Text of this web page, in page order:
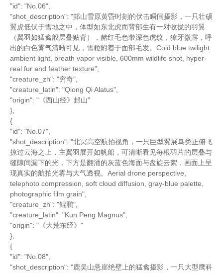
"id": "No.06",
"shot_description": "邽山雪原黄昏时刻的伏击瞬间摄影，一只壮硕
翼虎低伏于雪地之中，体型如东北虎而背部生有一对收拢的羽翼
（翼羽如猛禽般层叠贴背），赭红毛色带深色虎纹，獠牙微露，呼
出的白色雾气清晰可见，雪粒附着于面部毛发。Cold blue twilight
ambient light, breath vapor visible, 600mm wildlife shot, hyper-
real fur and feather texture",
"creature_zh": "穷奇",
"creature_latin": "Qiong Qi Alatus",
"origin": "《西山经》邽山"
},
{
"id": "No.07",
"shot_description": "北冥高空航拍视角，一只巨型翼展鸟类正俯飞
掠过云海之上，主翼羽展开如帆船，可清晰看见每根羽片的层叠与
缝隙间漏下的光，下方是翻涌的灰蓝色海面与盘旋云絮，画面上呈
现真实的航拍光雾与大气透视。Aerial drone perspective,
telephoto compression, soft cloud diffusion, gray-blue palette,
photographic film grain",
"creature_zh": "鲲鹏",
"creature_latin": "Kun Peng Magnus",
"origin": "《大荒东经》"
},
{
"id": "No.08",
"shot_description": "鹿吴山悬崖绝壁上的猛禽摄影，一只大型鹰科